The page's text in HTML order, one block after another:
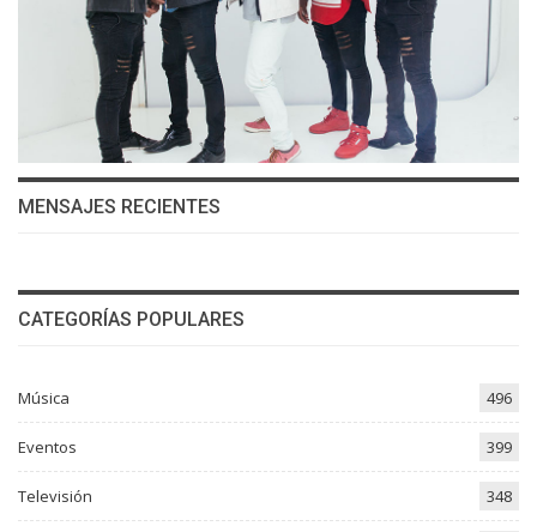
MENSAJES RECIENTES
CATEGORÍAS POPULARES
Música 496
Eventos 399
Televisión 348